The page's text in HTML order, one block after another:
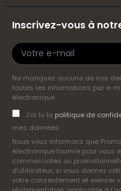
Inscrivez-vous à
Ne manquez aucune de nos
toutes les informations par e-
électronique
J’ai lu la politique de
mes données
Nous vous informons que
électronique fournie pour vous
commerciales ou
d'utilisateur, si vous donnez
votre consentement et exercer